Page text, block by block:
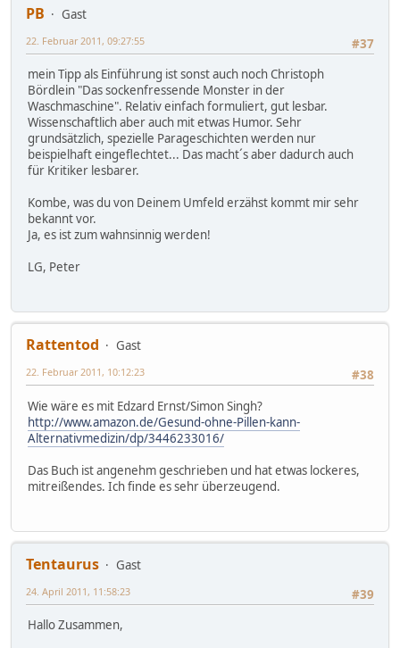
PB
Gast
#37
22. Februar 2011, 09:27:55
mein Tipp als Einführung ist sonst auch noch Christoph
Bördlein "Das sockenfressende Monster in der
Waschmaschine". Relativ einfach formuliert, gut lesbar.
Wissenschaftlich aber auch mit etwas Humor. Sehr
grundsätzlich, spezielle Parageschichten werden nur
beispielhaft eingeflechtet... Das macht´s aber dadurch auch
für Kritiker lesbarer.
Kombe, was du von Deinem Umfeld erzähst kommt mir sehr
bekannt vor.
Ja, es ist zum wahnsinnig werden!
LG, Peter
Rattentod
Gast
#38
22. Februar 2011, 10:12:23
Wie wäre es mit Edzard Ernst/Simon Singh?
http://www.amazon.de/Gesund-ohne-Pillen-kann-
Alternativmedizin/dp/3446233016/
Das Buch ist angenehm geschrieben und hat etwas lockeres,
mitreißendes. Ich finde es sehr überzeugend.
Tentaurus
Gast
#39
24. April 2011, 11:58:23
Hallo Zusammen,